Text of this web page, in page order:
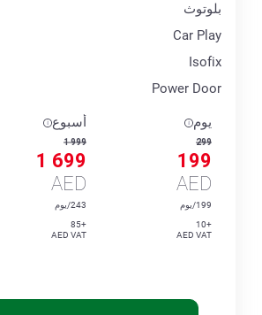
بلوتوث
Car Play
Isofix
Power Door
يوم
299
199
AED
199/يوم
+10
AED VAT
أسبوع
1 999
1 699
AED
243/يوم
+85
AED VAT